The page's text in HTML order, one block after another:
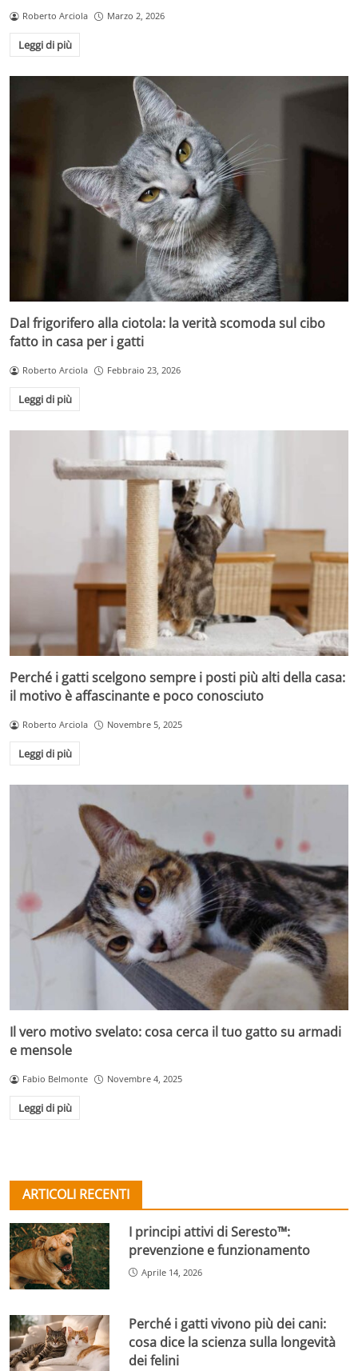
Roberto Arciola Marzo 2, 2026
Leggi di più
Dal frigorifero alla ciotola: la verità scomoda sul cibo
fatto in casa per i gatti
Roberto Arciola Febbraio 23, 2026
Leggi di più
Perché i gatti scelgono sempre i posti più alti della casa:
il motivo è affascinante e poco conosciuto
Roberto Arciola Novembre 5, 2025
Leggi di più
Il vero motivo svelato: cosa cerca il tuo gatto su armadi
e mensole
Fabio Belmonte Novembre 4, 2025
Leggi di più
ARTICOLI RECENTI
I principi attivi di Seresto™:
prevenzione e funzionamento
Aprile 14, 2026
Perché i gatti vivono più dei cani:
cosa dice la scienza sulla longevità
dei felini